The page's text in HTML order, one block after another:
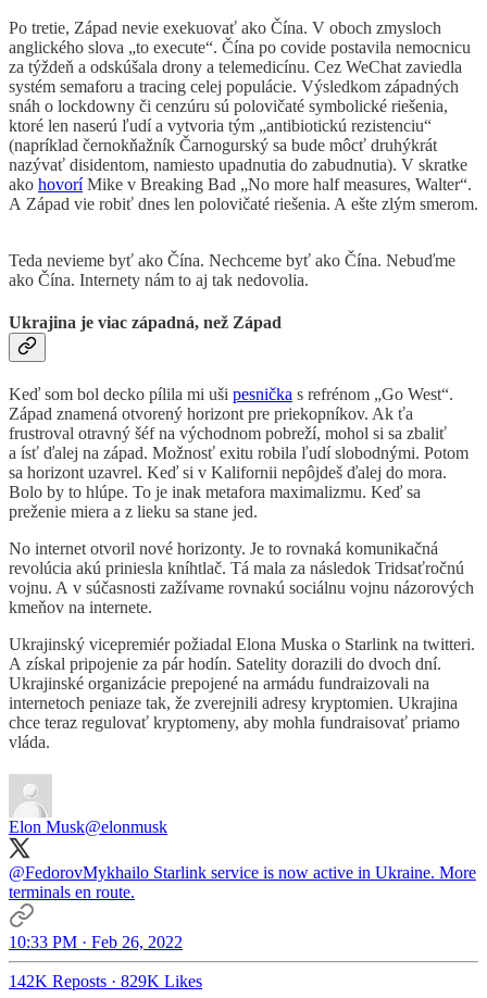
Po tretie, Západ nevie exekuovať ako Čína. V oboch zmysloch
anglického slova „to execute“. Čína po covide postavila nemocnicu
za týždeň a odskúšala drony a telemedicínu. Cez WeChat zaviedla
systém semaforu a tracing celej populácie. Výsledkom západných
snáh o lockdowny či cenzúru sú polovičaté symbolické riešenia,
ktoré len naserú ľudí a vytvoria tým „antibiotickú rezistenciu“
(napríklad černokňažník Čarnogurský sa bude môcť druhýkrát
nazývať disidentom, namiesto upadnutia do zabudnutia). V skratke
ako hovoríMike v Breaking Bad „No more half measures, Walter“.
A Západ vie robiť dnes len polovičaté riešenia. A ešte zlým smerom.
Teda nevieme byť ako Čína. Nechceme byť ako Čína. Nebuďme
ako Čína. Internety nám to aj tak nedovolia.
Ukrajina je viac západná, než Západ
Keď som bol decko pílila mi uši pesnička s refrénom „Go West“.
Západ znamená otvorený horizont pre priekopníkov. Ak ťa
frustroval otravný šéf na východnom pobreží, mohol si sa zbaliť
a ísť ďalej na západ. Možnosť exitu robila ľudí slobodnými. Potom
sa horizont uzavrel. Keď si v Kalifornii nepôjdeš ďalej do mora.
Bolo by to hlúpe. To je inak metafora maximalizmu. Keď sa
preženie miera a z lieku sa stane jed.
No internet otvoril nové horizonty. Je to rovnaká komunikačná
revolúcia akú priniesla kníhtlač. Tá mala za následok Tridsaťročnú
vojnu. A v súčasnosti zažívame rovnakú sociálnu vojnu názorových
kmeňov na internete.
Ukrajinský vicepremiér požiadal Elona Muska o Starlink na twitteri.
A získal pripojenie za pár hodín. Satelity dorazili do dvoch dní.
Ukrajinské organizácie prepojené na armádu fundraizovali na
internetoch peniaze tak, že zverejnili adresy kryptomien. Ukrajina
chce teraz regulovať kryptomeny, aby mohla fundraisovať priamo
vláda.
Elon Musk@elonmusk
@FedorovMykhailo Starlink service is now active in Ukraine. More
terminals en route.
10:33 PM · Feb 26, 2022
142K Reposts · 829K Likes